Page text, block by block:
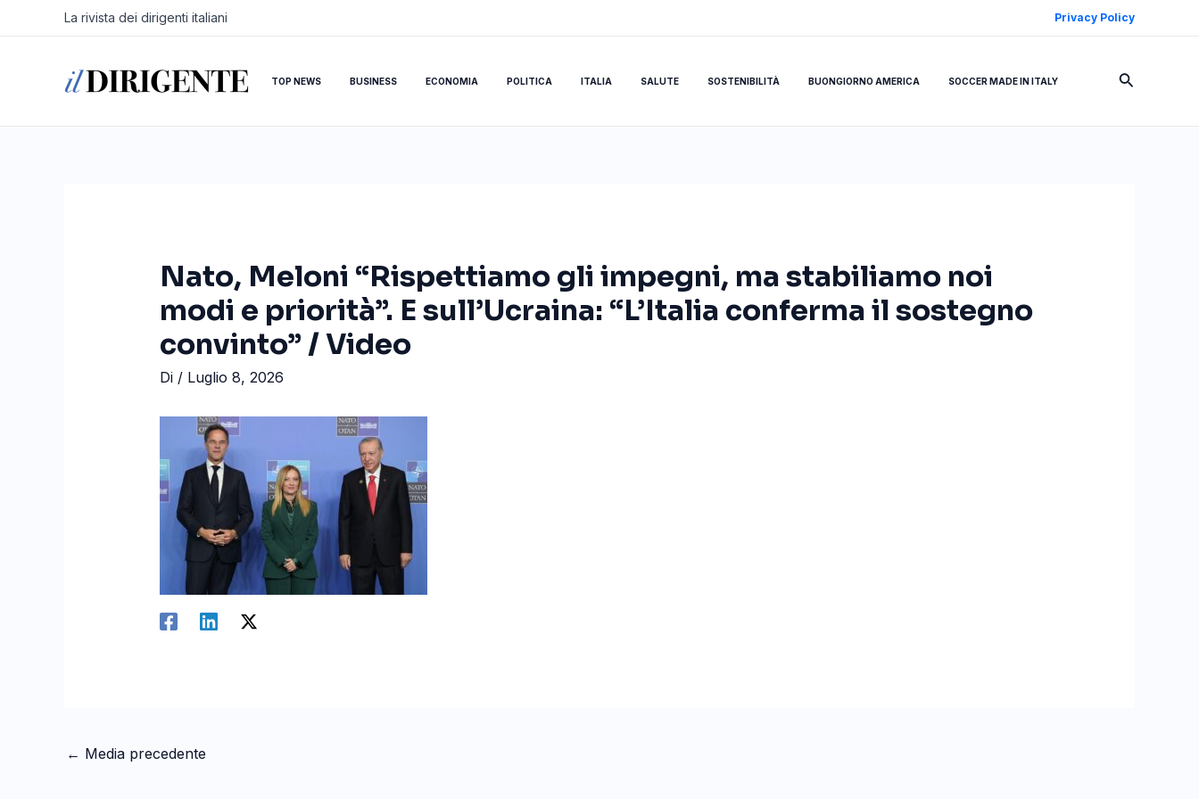
La rivista dei dirigenti italiani Privacy Policy
TOP NEWS BUSINESS ECONOMIA POLITICA ITALIA SALUTE SOSTENIBILITÀ BUONGIORNO AMERICA SOCCER MADE IN ITALY Cerca
Nato, Meloni “Rispettiamo gli impegni, ma stabiliamo noi
modi e priorità”. E sull’Ucraina: “L’Italia conferma il sostegno
convinto” / Video
Di / Luglio 8, 2026
Navigazione
← Media precedente